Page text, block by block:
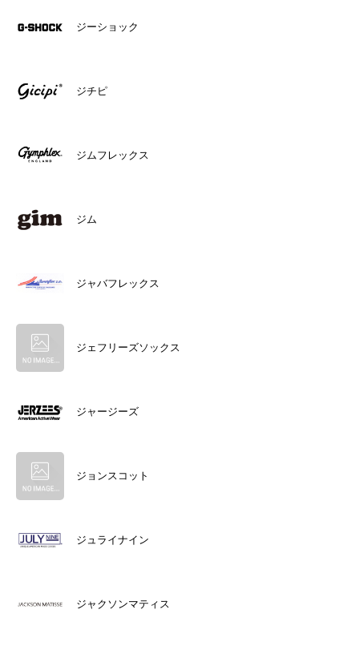
ジーショック
ジチピ
ジムフレックス
ジム
ジャバフレックス
ジェフリーズソックス
ジャージーズ
ジョンスコット
ジュライナイン
ジャクソンマティス